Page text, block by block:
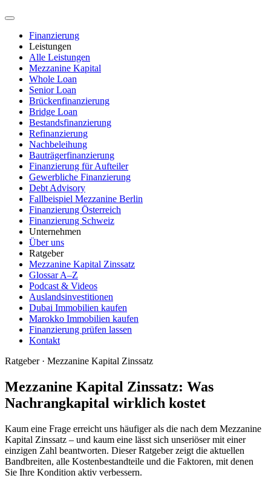
Finanzierung
Leistungen
Alle Leistungen
Mezzanine Kapital
Whole Loan
Senior Loan
Brückenfinanzierung
Bridge Loan
Bestandsfinanzierung
Refinanzierung
Nachbeleihung
Bauträgerfinanzierung
Finanzierung für Aufteiler
Gewerbliche Finanzierung
Debt Advisory
Fallbeispiel Mezzanine Berlin
Finanzierung Österreich
Finanzierung Schweiz
Unternehmen
Über uns
Ratgeber
Mezzanine Kapital Zinssatz
Glossar A–Z
Podcast & Videos
Auslandsinvestitionen
Dubai Immobilien kaufen
Marokko Immobilien kaufen
Finanzierung prüfen lassen
Kontakt
Ratgeber · Mezzanine Kapital Zinssatz
Mezzanine Kapital Zinssatz: Was
Nachrangkapital wirklich kostet
Kaum eine Frage erreicht uns häufiger als die nach dem Mezzanine
Kapital Zinssatz – und kaum eine lässt sich unseriöser mit einer
einzigen Zahl beantworten. Dieser Ratgeber zeigt die aktuellen
Bandbreiten, alle Kostenbestandteile und die Faktoren, mit denen
Sie Ihre Kondition aktiv verbessern.